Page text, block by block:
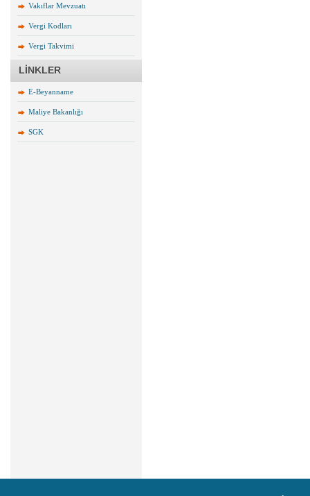
Vakıflar Mevzuatı
Vergi Kodları
Vergi Takvimi
LİNKLER
E-Beyanname
Maliye Bakanlığı
SGK